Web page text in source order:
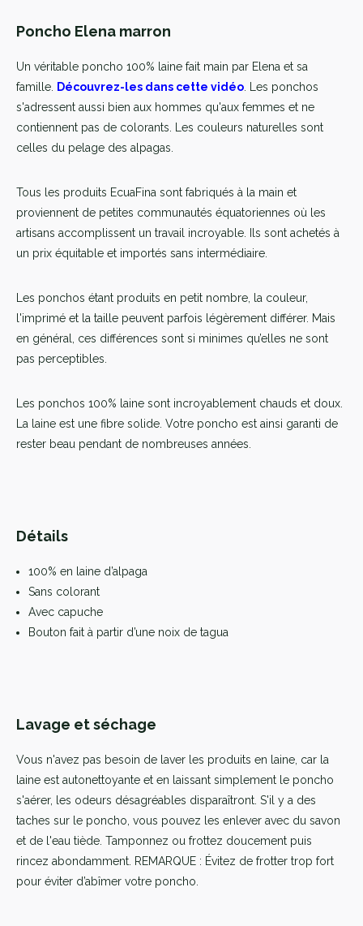
Poncho Elena marron
Un véritable poncho 100% laine fait main par Elena et sa
famille.
Découvrez-les dans cette vidéo . Les ponchos
s'adressent aussi bien aux hommes qu'aux femmes et ne
contiennent pas de colorants. Les couleurs naturelles sont
celles du pelage des alpagas.
Tous les produits EcuaFina sont fabriqués à la main et
proviennent de petites communautés équatoriennes où les
artisans accomplissent un travail incroyable. Ils sont achetés à
un prix équitable et importés sans intermédiaire.
Les ponchos étant produits en petit nombre, la couleur,
l'imprimé et la taille peuvent parfois légèrement différer. Mais
en général, ces différences sont si minimes qu’elles ne sont
pas perceptibles.
Les ponchos 100% laine sont incroyablement chauds et doux.
La laine est une fibre solide. Votre poncho est ainsi garanti de
rester beau pendant de nombreuses années.
Détails
100% en laine d’alpaga
Sans colorant
Avec capuche
Bouton fait à partir d’une noix de tagua
Lavage et séchage
Vous n'avez pas besoin de laver les produits en laine, car la
laine est autonettoyante et en laissant simplement le poncho
s'aérer, les odeurs désagréables disparaîtront. S'il y a des
taches sur le poncho, vous pouvez les enlever avec du savon
et de l'eau tiède. Tamponnez ou frottez doucement puis
rincez abondamment. REMARQUE : Évitez de frotter trop fort
pour éviter d’abîmer votre poncho.